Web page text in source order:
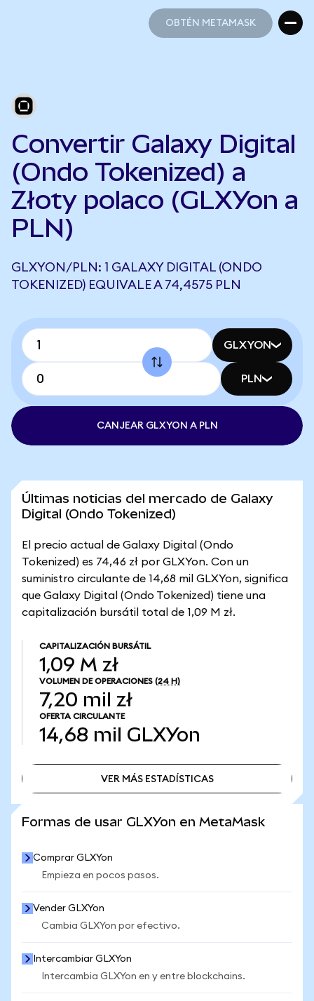
OBTÉN METAMASK
Convertir Galaxy Digital
(Ondo Tokenized) a
Złoty polaco (GLXYon a
PLN)
GLXYON/PLN: 1 GALAXY DIGITAL (ONDO
TOKENIZED) EQUIVALE A 74,4575 PLN
GLXYON
PLN
CANJEAR GLXYON A PLN
Últimas noticias del mercado de Galaxy
Digital (Ondo Tokenized)
El precio actual de Galaxy Digital (Ondo
Tokenized) es 74,46 zł por GLXYon. Con un
suministro circulante de 14,68 mil GLXYon, significa
que Galaxy Digital (Ondo Tokenized) tiene una
capitalización bursátil total de 1,09 M zł.
CAPITALIZACIÓN BURSÁTIL
1,09 M zł
VOLUMEN DE OPERACIONES (24 H)
7,20 mil zł
OFERTA CIRCULANTE
14,68 mil GLXYon
VER MÁS ESTADÍSTICAS
Formas de usar GLXYon en MetaMask
Comprar GLXYon
Empieza en pocos pasos.
Vender GLXYon
Cambia GLXYon por efectivo.
Intercambiar GLXYon
Intercambia GLXYon en y entre blockchains.